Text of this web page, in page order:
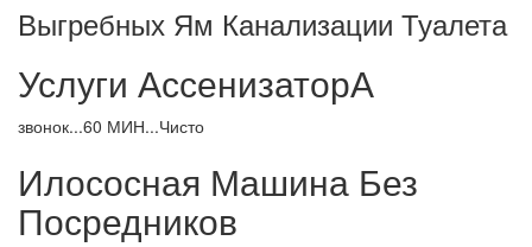
Выгребных Ям Канализации Туалета
Услуги АссенизаторА
звонок...60 МИН...Чисто
Илососная Машина Без
Посредников